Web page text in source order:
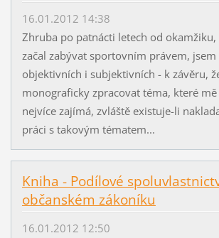
16.01.2012 14:38
Zhruba po patnácti letech od okamžiku,
začal zabývat sportovním právem,
objektivních i subjektivních - k závěru,
monograficky zpracovat téma, které
nejvíce zajímá, zvláště existuje-li
práci s takovým tématem...
Kniha - Podílové
občanském zákoníku
16.01.2012 12:50